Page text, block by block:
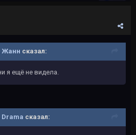
Жанн сказал:
я ещё не видела.
Drama сказал: